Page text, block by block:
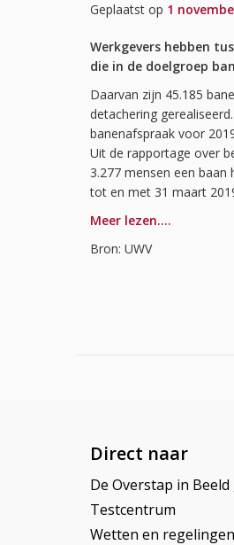
Geplaatst op 1
Werkgevers hebben
die in de doelgroep
Daarvan zijn 45.185
detachering
banenafspraak voor
Uit de rapportage over
3.277 mensen een
tot en met 31 maart
Meer lezen….
Bron: UWV
Direct naar
De Overstap in
Testcentrum
Wetten en regelingen